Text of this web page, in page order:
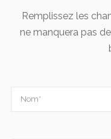
Remplissez les
ne manquera pas